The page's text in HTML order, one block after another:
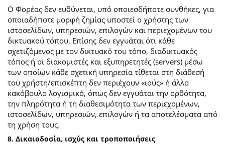
Ο Φορέας δεν ευθύνεται, υπό οποιεσδήποτε συνθήκες, για
οποιαδήποτε μορφή ζημίας υποστεί ο χρήστης των
ιστοσελίδων, υπηρεσιών, επιλογών και περιεχομένων του
δικτυακού τόπου. Επίσης δεν εγγυάται ότι κάθε
σχετιζόμενος με τον δικτυακό του τόπο, διαδικτυακός
τόπος ή οι διακομιστές και εξυπηρετητές (servers) μέσω
των οποίων κάθε σχετική υπηρεσία τίθεται στη διάθεσή
του χρήστη/επισκέπτη δεν περιέχουν «ιούς» ή άλλο
κακόβουλο λογισμικό, όπως δεν εγγυάται την ορθότητα,
την πληρότητα ή τη διαθεσιμότητα των περιεχομένων,
ιστοσελίδων, υπηρεσιών, επιλογών ή τα αποτελέσματα από
τη χρήση τους.
8. Δικαιοδοσία, ισχύς και τροποποιήσεις